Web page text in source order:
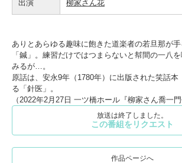
出演 柳家さん花
ありとあらゆる趣味に飽きた道楽者の若旦那が
「鍼」。練習だけではつまらないと幇間の一八
みるが…。
原話は、安永9年（1780年）に出版された笑話本
る「針医」。
（2022年2月27日 一ツ橋ホール『柳家さん喬一門
放送は終了しました。
この番組をリクエスト
作品ページへ